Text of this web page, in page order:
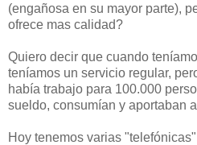
(engañosa en su mayor parte),
ofrece mas calidad?
Quiero decir que cuando
teníamos un servicio regular,
había trabajo para 100.000
sueldo, consumían y aportaban
Hoy tenemos varias